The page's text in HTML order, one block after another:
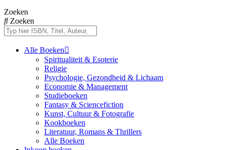
Zoeken
Zoeken
Alle Boeken
Spiritualiteit & Esoterie
Religie
Psychologie, Gezondheid & Lichaam
Economie & Management
Studieboeken
Fantasy & Sciencefiction
Kunst, Cultuur & Fotografie
Kookboeken
Literatuur, Romans & Thrillers
Alle Boeken